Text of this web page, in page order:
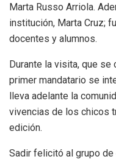
Marta Russo Arriola.
institución, Marta Cruz;
docentes y alumnos.
Durante la visita, que se
primer mandatario se
lleva adelante la
vivencias de los chicos
edición.
Sadir felicitó al grupo